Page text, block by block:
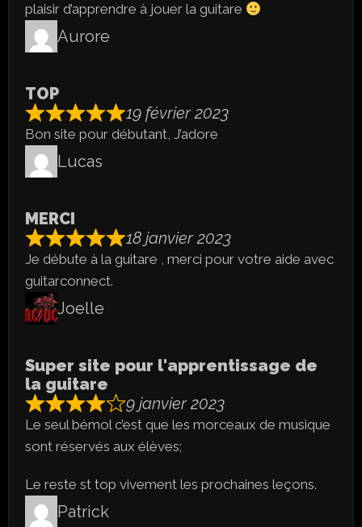
plaisir d’apprendre à jouer la guitare
Aurore
TOP
19 février 2023
Bon site pour débutant, J’adore
Lucas
MERCI
18 janvier 2023
Je débute à la guitare , merci pour votre aide avec
guitarconnect.
Joelle
Super site pour l'apprentissage de
la guitare
9 janvier 2023
Le seul bémol c’est que les morceaux de musique
sont réservés aux élèves;
Le reste st top vivement les prochaines leçons.
Patrick